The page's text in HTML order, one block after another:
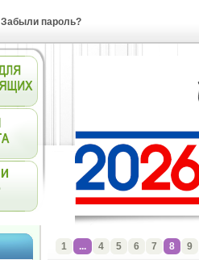
Забыли пароль?
1 ... 4 5 6 7 8 9